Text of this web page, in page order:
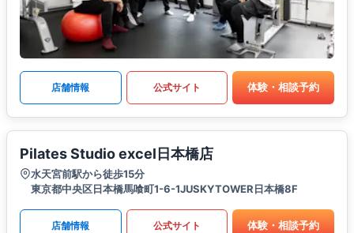
店舗情報 公式サイト 体験・相談予約
Pilates Studio excel日本橋店
水天宮前駅から徒歩15分
東京都中央区日本橋馬喰町1-6-1JUSKYTOWER日本橋8F
店舗情報 公式サイト 体験・相談予約